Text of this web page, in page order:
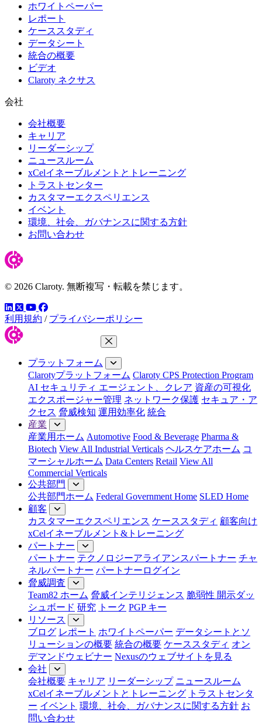
ホワイトペーパー
レポート
ケーススタディ
データシート
統合の概要
ビデオ
Claroty ネクサス
会社
会社概要
キャリア
リーダーシップ
ニュースルーム
xCelイネーブルメントとトレーニング
トラストセンター
カスタマーエクスペリエンス
イベント
環境、社会、ガバナンスに関する方針
お問い合わせ
© 2026 Claroty. 無断複写・転載を禁じます。
LinkedIn
ツイッター
YouTube
Facebook
利用規約 / プライバシーポリシー
メニューを閉じる
プラットフォーム
Clarotyプラットフォーム Claroty CPS Protection Program
AI セキュリティ エージェント、クレア 資産の可視化
エクスポージャー管理 ネットワーク保護 セキュア・ア
クセス 脅威検知 運用効率化 統合
産業
産業用ホーム Automotive Food & Beverage Pharma &
Biotech View All Industrial Verticals ヘルスケアホーム コ
マーシャルホーム Data Centers Retail View All
Commercial Verticals
公共部門
公共部門ホーム Federal Government Home SLED Home
顧客
カスタマーエクスペリエンス ケーススタディ 顧客向け
xCelイネーブルメント&トレーニング
パートナー
パートナー テクノロジーアライアンスパートナー チャ
ネルパートナー パートナーログイン
脅威調査
Team82 ホーム 脅威インテリジェンス 脆弱性 開示ダッ
シュボード 研究 トーク PGP キー
リソース
ブログ レポート ホワイトペーパー データシートとソ
リューションの概要 統合の概要 ケーススタディ オン
デマンドウェビナー Nexusのウェブサイトを見る
会社
会社概要 キャリア リーダーシップ ニュースルーム
xCelイネーブルメントとトレーニング トラストセンタ
ー イベント 環境、社会、ガバナンスに関する方針 お
問い合わせ